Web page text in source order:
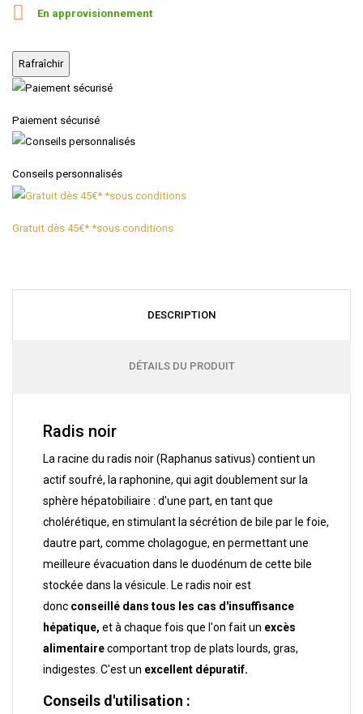
 En approvisionnement
Paiement sécurisé
Conseils personnalisés
Gratuit dès 45€* *sous conditions
DESCRIPTION
DÉTAILS DU PRODUIT
Radis noir
La racine du radis noir (Raphanus sativus) contient un
actif soufré, la raphonine, qui agit doublement sur la
sphère hépatobiliaire : d'une part, en tant que
cholérétique, en stimulant la sécrétion de bile par le foie,
dautre part, comme cholagogue, en permettant une
meilleure évacuation dans le duodénum de cette bile
stockée dans la vésicule. Le radis noir est
donc conseillé dans tous les cas d'insuffisance
hépatique, et à chaque fois que l'on fait un excès
alimentairecomportant trop de plats lourds, gras,
indigestes. C'est un excellent dépuratif.
Conseils d'utilisation :